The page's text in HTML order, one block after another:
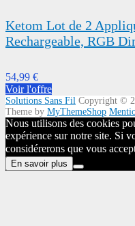
Ketom Lot de 2
Rechargeable, RGB
54,99 €
Voir l'offre
Solutions Sans Fil Copyright ©
Theme by MyThemeShop
Nous utilisons des cookies
expérience sur notre site. Si
considérerons que vous
En savoir plus